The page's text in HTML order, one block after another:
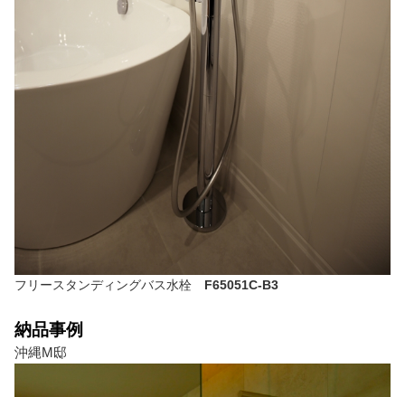
フリースタンディングバス水栓 F65051C-B3
納品事例
沖縄M邸